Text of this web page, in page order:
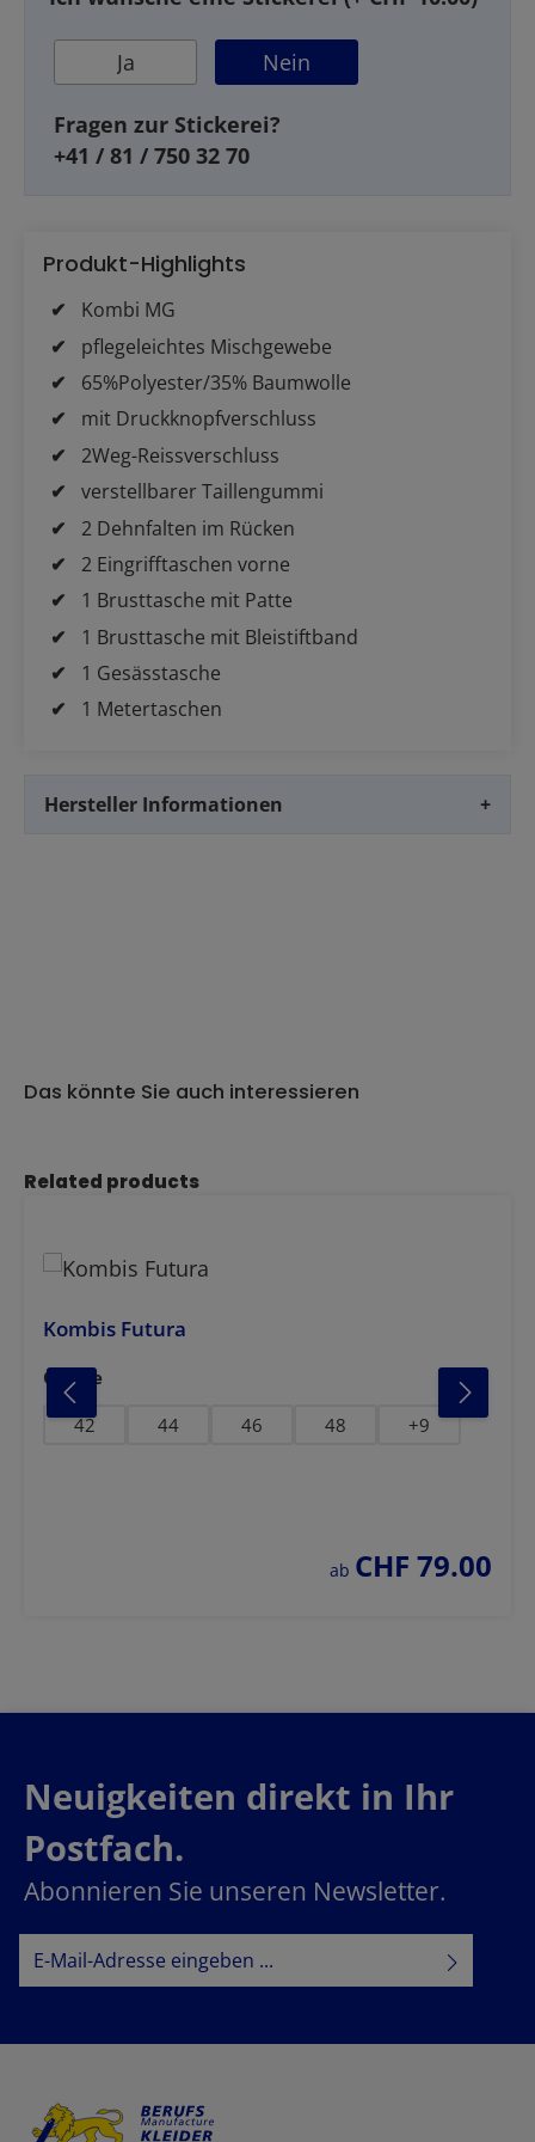
Ja Nein
Fragen zur Stickerei?
+41 / 81 / 750 32 70
Produkt-Highlights
Kombi MG
pflegeleichtes Mischgewebe
65%Polyester/35% Baumwolle
mit Druckknopfverschluss
2Weg-Reissverschluss
verstellbarer Taillengummi
2 Dehnfalten im Rücken
2 Eingrifftaschen vorne
1 Brusttasche mit Patte
1 Brusttasche mit Bleistiftband
1 Gesässtasche
1 Metertaschen
Hersteller Informationen +
Das könnte Sie auch interessieren
Produktgalerie überspringen
Related products
Kombis Futura
Grösse
42 44 46 48 +9
regulärer preis:
ab CHF 79.00
gelb-dunkelblau
gelb-schwarz
Neuigkeiten direkt in Ihr
Postfach.
Abonnieren Sie unseren Newsletter.
E-Mail-Adresse*
Ich habe dieDatenschutzbestimmungenzur Kenntnis